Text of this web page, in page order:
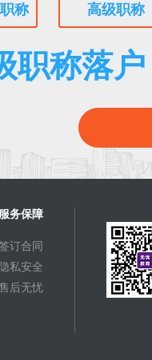
称 高级职称
职称落
服务保障
订合同
隐私安全
后无忧